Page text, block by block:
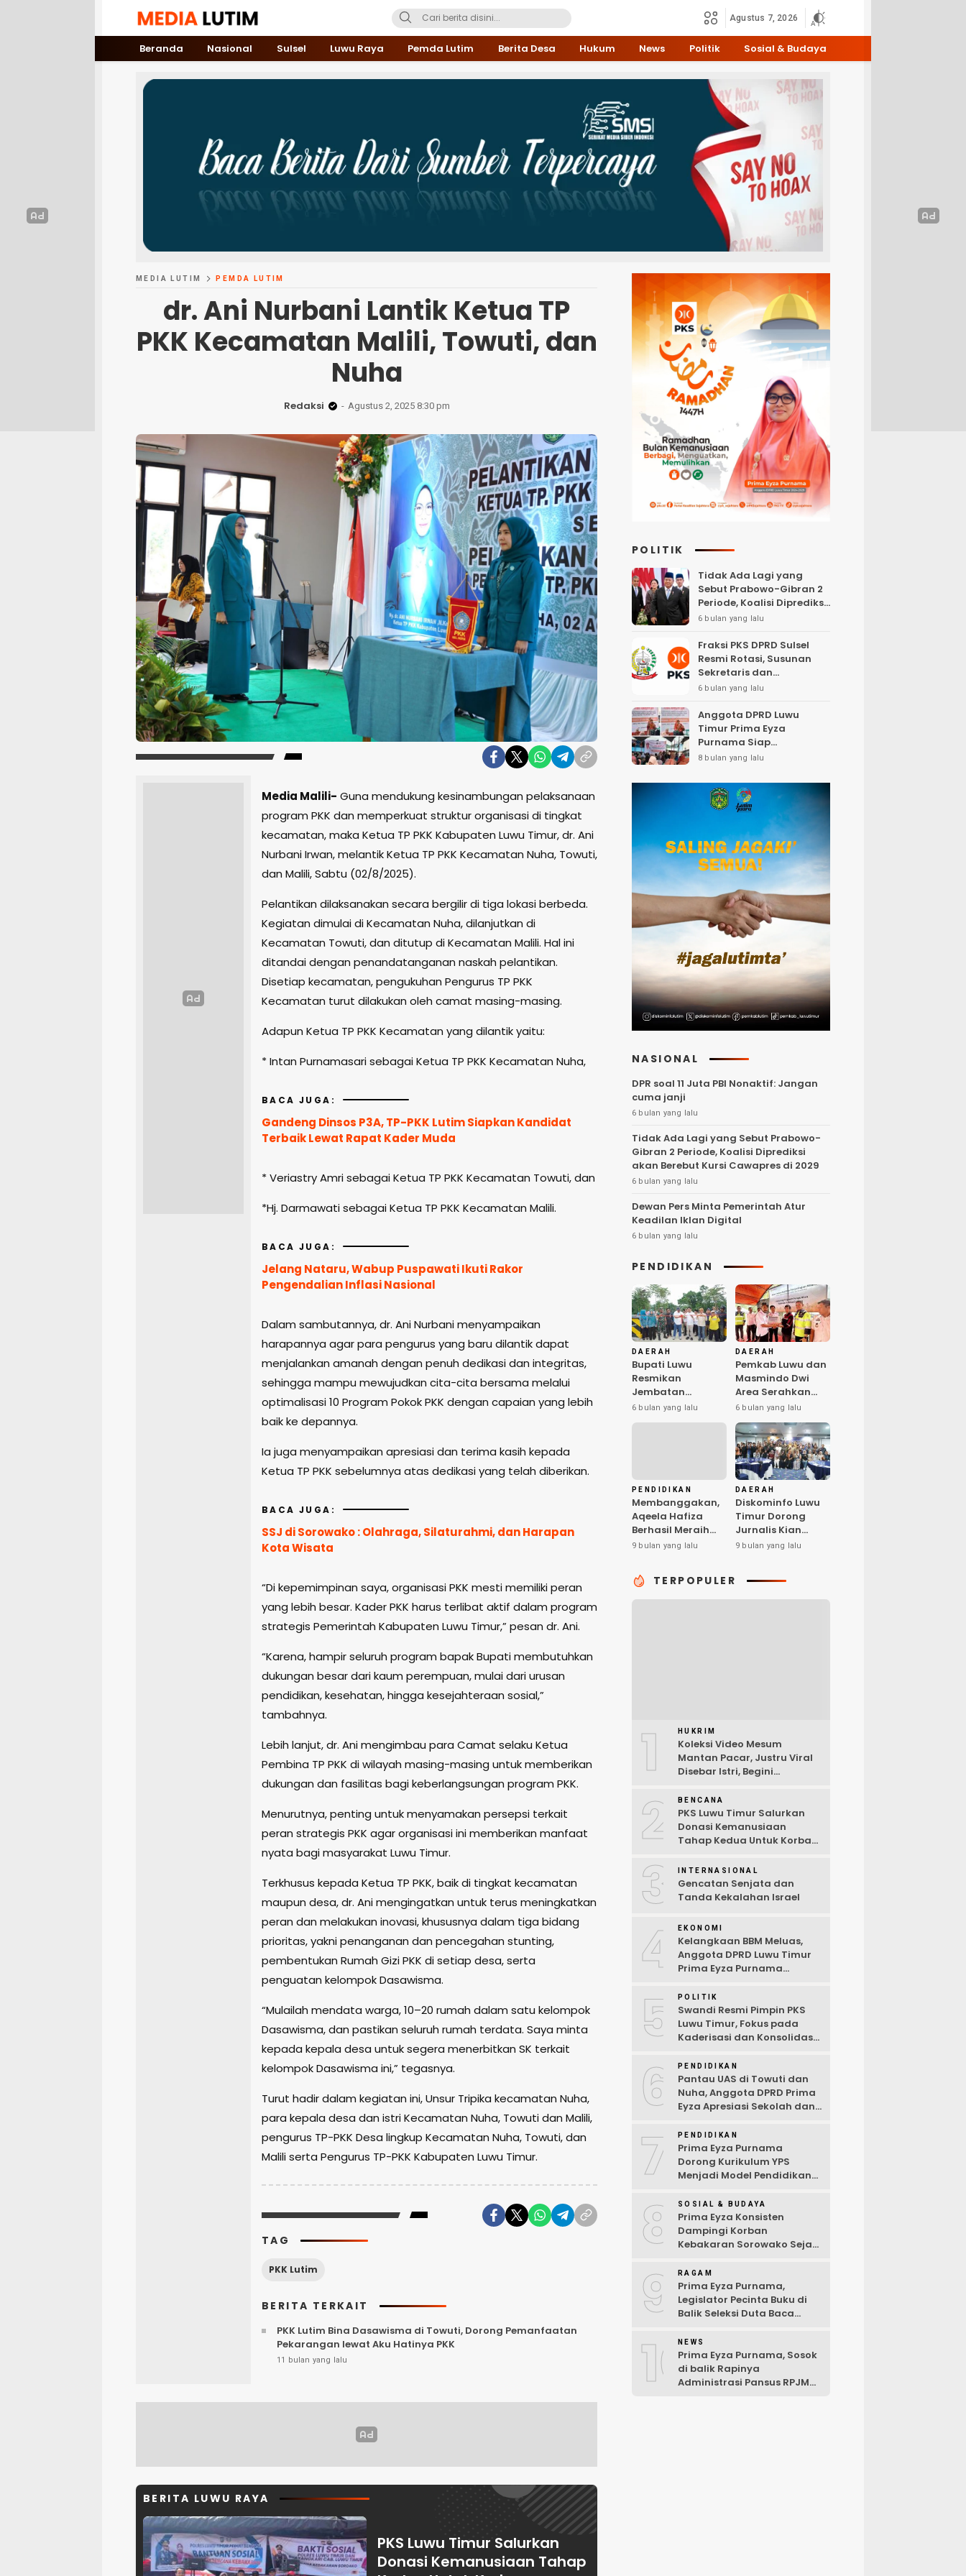
Media Lutim
Info untuk Lutim
Agustus 7, 2026
Beranda Nasional Sulsel Luwu Raya Pemda Lutim Berita Desa Hukum News Politik Sosial & Budaya
MEDIA LUTIM PEMDA LUTIM
dr. Ani Nurbani Lantik Ketua TP
PKK Kecamatan Malili, Towuti, dan
Nuha
Redaksi Agustus 2, 2025 8:30 pm
Media Malili- Guna mendukung kesinambungan pelaksanaan
program PKK dan memperkuat struktur organisasi di tingkat
kecamatan, maka Ketua TP PKK Kabupaten Luwu Timur, dr. Ani
Nurbani Irwan, melantik Ketua TP PKK Kecamatan Nuha, Towuti,
dan Malili, Sabtu (02/8/2025).
Pelantikan dilaksanakan secara bergilir di tiga lokasi berbeda.
Kegiatan dimulai di Kecamatan Nuha, dilanjutkan di
Kecamatan Towuti, dan ditutup di Kecamatan Malili. Hal ini
ditandai dengan penandatanganan naskah pelantikan.
Disetiap kecamatan, pengukuhan Pengurus TP PKK
Kecamatan turut dilakukan oleh camat masing-masing.
Adapun Ketua TP PKK Kecamatan yang dilantik yaitu:
* Intan Purnamasari sebagai Ketua TP PKK Kecamatan Nuha,
BACA JUGA:
Gandeng Dinsos P3A, TP-PKK Lutim Siapkan Kandidat
Terbaik Lewat Rapat Kader Muda
* Veriastry Amri sebagai Ketua TP PKK Kecamatan Towuti, dan
*Hj. Darmawati sebagai Ketua TP PKK Kecamatan Malili.
BACA JUGA:
Jelang Nataru, Wabup Puspawati Ikuti Rakor
Pengendalian Inflasi Nasional
Dalam sambutannya, dr. Ani Nurbani menyampaikan
harapannya agar para pengurus yang baru dilantik dapat
menjalankan amanah dengan penuh dedikasi dan integritas,
sehingga mampu mewujudkan cita-cita bersama melalui
optimalisasi 10 Program Pokok PKK dengan capaian yang lebih
baik ke depannya.
Ia juga menyampaikan apresiasi dan terima kasih kepada
Ketua TP PKK sebelumnya atas dedikasi yang telah diberikan.
BACA JUGA:
SSJ di Sorowako : Olahraga, Silaturahmi, dan Harapan
Kota Wisata
“Di kepemimpinan saya, organisasi PKK mesti memiliki peran
yang lebih besar. Kader PKK harus terlibat aktif dalam program
strategis Pemerintah Kabupaten Luwu Timur,” pesan dr. Ani.
“Karena, hampir seluruh program bapak Bupati membutuhkan
dukungan besar dari kaum perempuan, mulai dari urusan
pendidikan, kesehatan, hingga kesejahteraan sosial,”
tambahnya.
Lebih lanjut, dr. Ani mengimbau para Camat selaku Ketua
Pembina TP PKK di wilayah masing-masing untuk memberikan
dukungan dan fasilitas bagi keberlangsungan program PKK.
Menurutnya, penting untuk menyamakan persepsi terkait
peran strategis PKK agar organisasi ini memberikan manfaat
nyata bagi masyarakat Luwu Timur.
Terkhusus kepada Ketua TP PKK, baik di tingkat kecamatan
maupun desa, dr. Ani mengingatkan untuk terus meningkatkan
peran dan melakukan inovasi, khususnya dalam tiga bidang
prioritas, yakni penanganan dan pencegahan stunting,
pembentukan Rumah Gizi PKK di setiap desa, serta
penguatan kelompok Dasawisma.
“Mulailah mendata warga, 10–20 rumah dalam satu kelompok
Dasawisma, dan pastikan seluruh rumah terdata. Saya minta
kepada kepala desa untuk segera menerbitkan SK terkait
kelompok Dasawisma ini,” tegasnya.
Turut hadir dalam kegiatan ini, Unsur Tripika kecamatan Nuha,
para kepala desa dan istri Kecamatan Nuha, Towuti dan Malili,
pengurus TP-PKK Desa lingkup Kecamatan Nuha, Towuti, dan
Malili serta Pengurus TP-PKK Kabupaten Luwu Timur.
TAG
PKK Lutim
BERITA TERKAIT
PKK Lutim Bina Dasawisma di Towuti, Dorong Pemanfaatan
Pekarangan lewat Aku Hatinya PKK
11 bulan yang lalu
BERITA LUWU RAYA
PKS Luwu Timur Salurkan
Donasi Kemanusiaan Tahap
POLITIK
Tidak Ada Lagi yang
Sebut Prabowo-Gibran 2
Periode, Koalisi Diprediksi
akan Berebut Kursi
6 bulan yang lalu
Fraksi PKS DPRD Sulsel
Resmi Rotasi, Susunan
Sekretaris dan
Bendahara Bergeser
6 bulan yang lalu
Anggota DPRD Luwu
Timur Prima Eyza
Purnama Siap
Perjuangkan Insentif
8 bulan yang lalu
NASIONAL
DPR soal 11 Juta PBI Nonaktif: Jangan
cuma janji
6 bulan yang lalu
Tidak Ada Lagi yang Sebut Prabowo-
Gibran 2 Periode, Koalisi Diprediksi
akan Berebut Kursi Cawapres di 2029
6 bulan yang lalu
Dewan Pers Minta Pemerintah Atur
Keadilan Iklan Digital
6 bulan yang lalu
PENDIDIKAN
DAERAH
Bupati Luwu
Resmikan
Jembatan
Salubua–Kaili,
6 bulan yang lalu
DAERAH
Pemkab Luwu dan
Masmindo Dwi
Area Serahkan
Fasilitas
Nilam: Perkuat
Usaha dan
Peluang Kerja
Masyarakat
6 bulan yang lalu
PENDIDIKAN
Membanggakan,
Aqeela Hafiza
Berhasil Meraih
Predikat Penyaji
di Surabaya
9 bulan yang lalu
DAERAH
Diskominfo Luwu
Timur Dorong
Jurnalis Kian
Kompeten di Era
9 bulan yang lalu
TERPOPULER
1 HUKRIM
Koleksi Video Mesum
Mantan Pacar, Justru Viral
Disebar Istri, Begini
2 BENCANA
PKS Luwu Timur Salurkan
Donasi Kemanusiaan
Tahap Kedua Untuk Korban
3 INTERNASIONAL
Gencatan Senjata dan
Tanda Kekalahan Israel
4 EKONOMI
Kelangkaan BBM Meluas,
Anggota DPRD Luwu Timur
Prima Eyza Purnama
Terbuka
5 POLITIK
Swandi Resmi Pimpin PKS
Luwu Timur, Fokus pada
Kaderisasi dan Konsolidasi
6 PENDIDIKAN
Pantau UAS di Towuti dan
Nuha, Anggota DPRD Prima
Eyza Apresiasi Sekolah dan
Digital
7 PENDIDIKAN
Prima Eyza Purnama
Dorong Kurikulum YPS
Menjadi Model Pendidikan
8 SOSIAL & BUDAYA
Prima Eyza Konsisten
Dampingi Korban
Kebakaran Sorowako Sejak
9 RAGAM
Prima Eyza Purnama,
Legislator Pecinta Buku di
Balik Seleksi Duta Baca
10NEWS
Prima Eyza Purnama, Sosok
di balik Rapinya
Administrasi Pansus RPJMD